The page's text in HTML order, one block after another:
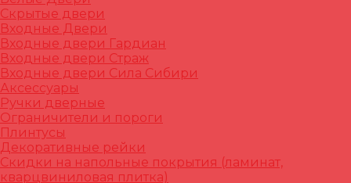
Скрытые двери
Входные Двери
Входные двери Гардиан
Входные двери Страж
Входные двери Сила Сибири
Аксессуары
Ручки дверные
Ограничители и пороги
Плинтусы
Декоративные рейки
Скидки на напольные покрытия (ламинат,
кварцвиниловая плитка)